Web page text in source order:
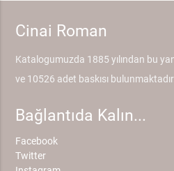
Cinai Roman
Katalogumuzda 1885 yılından bu
ve 10526 adet baskısı
Bağlantıda Kalın...
Facebook
Twitter